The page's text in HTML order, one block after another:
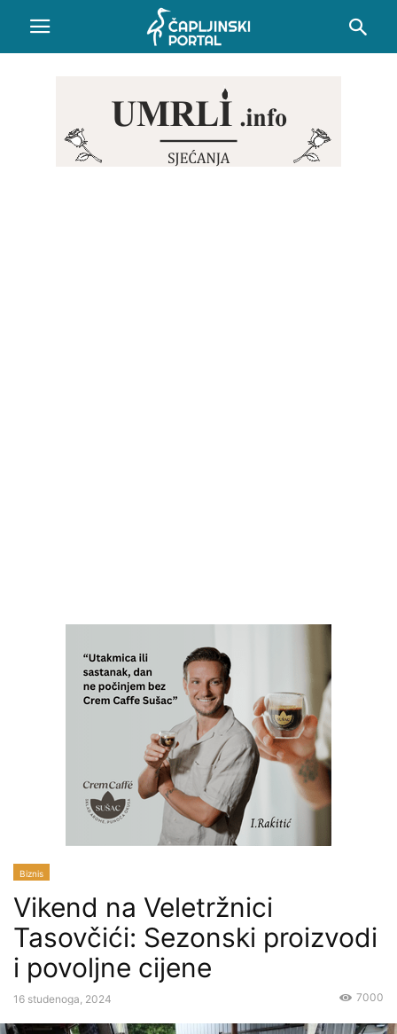
Biznis
Vikend na Veletržnici
Tasovčići: Sezonski proizvodi
i povoljne cijene
16 studenoga, 2024 7000